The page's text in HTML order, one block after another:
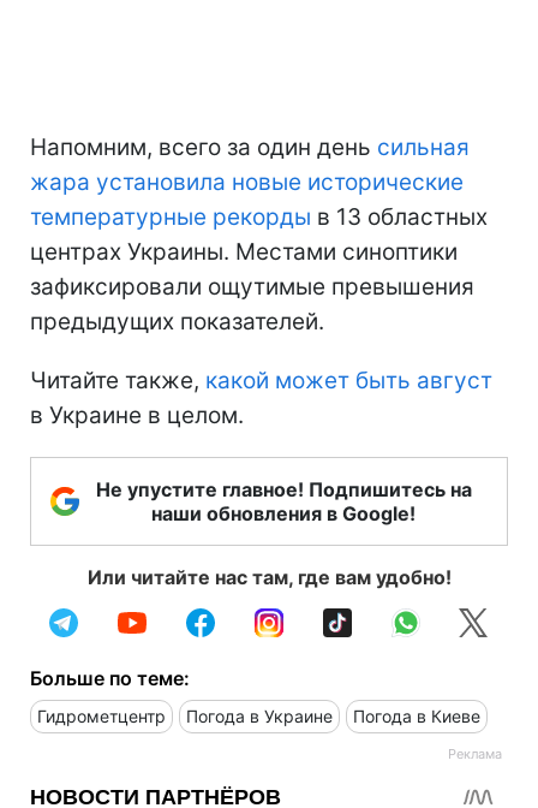
Напомним, всего за один день сильная
жара установила новые исторические
температурные рекорды в 13 областных
центрах Украины. Местами синоптики
зафиксировали ощутимые превышения
предыдущих показателей.
Читайте также, какой может быть август
в Украине в целом.
Не упустите главное! Подпишитесь на
наши обновления в Google!
Или читайте нас там, где вам удобно!
Больше по теме:
Гидрометцентр Погода в Украине Погода в Киеве